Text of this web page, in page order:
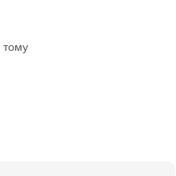
тому